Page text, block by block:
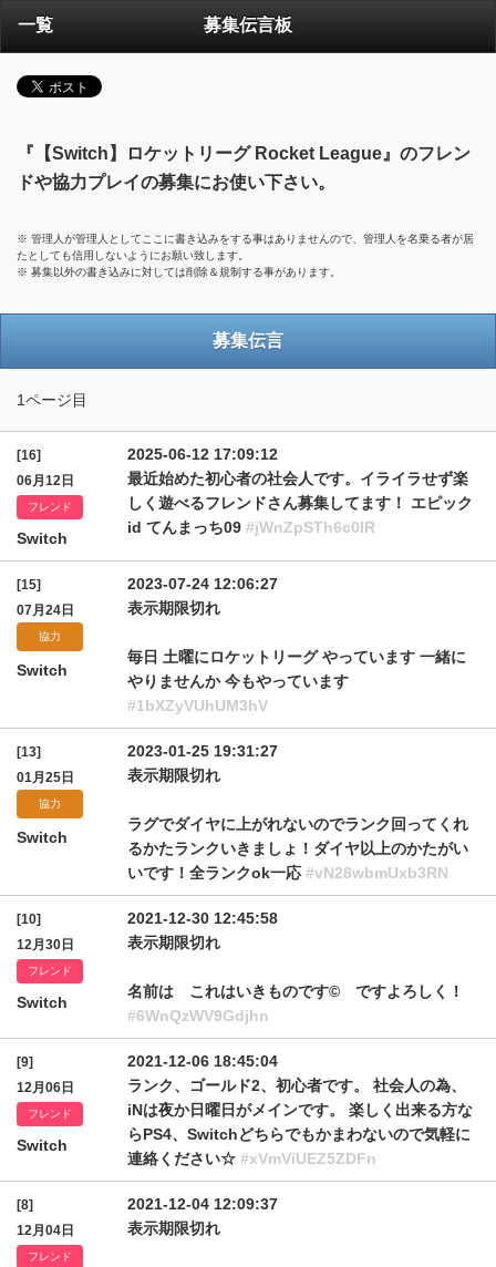
一覧 募集伝言板
『【Switch】ロケットリーグ Rocket League』のフレン
ドや協力プレイの募集にお使い下さい。
※ 管理人が管理人としてここに書き込みをする事はありませんので、管理人を名乗る者が居
たとしても信用しないようにお願い致します。
※ 募集以外の書き込みに対しては削除＆規制する事があります。
募集伝言
1ページ目
[16]
06月12日
フレンド
Switch
2025-06-12 17:09:12
最近始めた初心者の社会人です。イライラせず楽
しく遊べるフレンドさん募集してます！ エピック
id てんまっち09 #jWnZpSTh6c0lR
[15]
07月24日
協力
Switch
2023-07-24 12:06:27
表示期限切れ
毎日 土曜にロケットリーグ やっています 一緒に
やりませんか 今もやっています
#1bXZyVUhUM3hV
[13]
01月25日
協力
Switch
2023-01-25 19:31:27
表示期限切れ
ラグでダイヤに上がれないのでランク回ってくれ
るかたランクいきましょ！ダイヤ以上のかたがい
いです！全ランクok一応 #vN28wbmUxb3RN
[10]
12月30日
フレンド
Switch
2021-12-30 12:45:58
表示期限切れ
名前は これはいきものです© ですよろしく！
#6WnQzWV9Gdjhn
[9]
12月06日
フレンド
Switch
2021-12-06 18:45:04
ランク、ゴールド2、初心者です。 社会人の為、
iNは夜か日曜日がメインです。 楽しく出来る方な
らPS4、Switchどちらでもかまわないので気軽に
連絡ください☆ #xVmViUEZ5ZDFn
[8]
12月04日
フレンド
2021-12-04 12:09:37
表示期限切れ